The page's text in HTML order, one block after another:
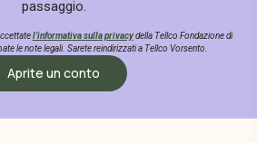
passaggio.
l’informativa sulla privacy della Tellco Fondazione di
le note legali. Sarete reindirizzati a Tellco Vorsento.
Aprite un conto